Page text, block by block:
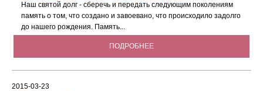
Наш святой долг - сберечь и передать следующим поколениям
память о том, что создано и завоевано, что происходило задолго
до нашего рождения. Память...
ПОДРОБНЕЕ
2015-03-23